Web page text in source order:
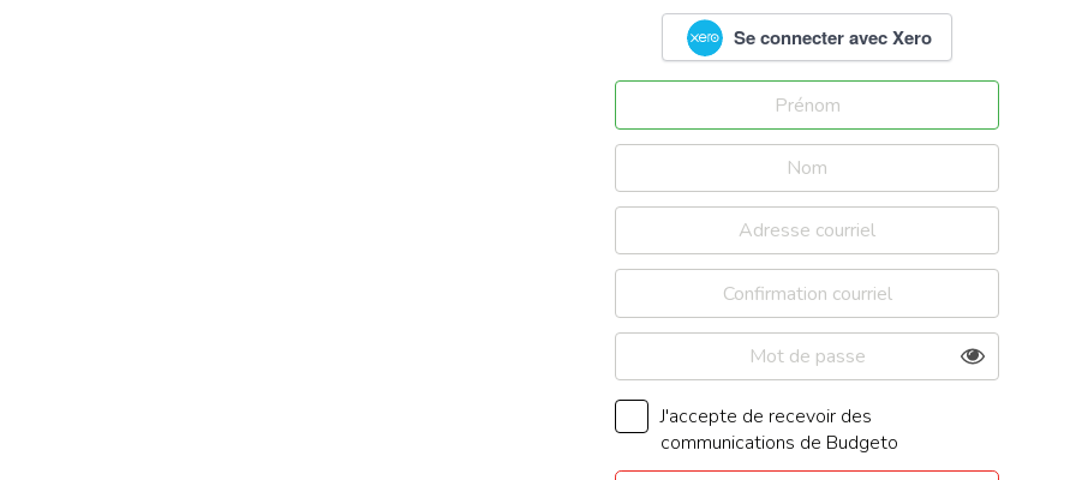
Se connecter avec Xero
J'accepte de recevoir des
communications de Budgeto